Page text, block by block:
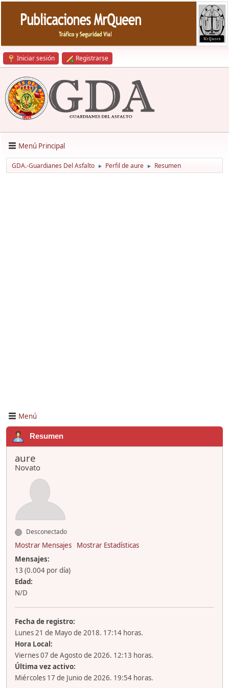
Iniciar sesión Registrarse
Menú Principal
GDA.-Guardianes Del Asfalto ► Perfil de aure ► Resumen
Menú
Resumen
aure
Novato
Desconectado
Mostrar Mensajes
Mostrar Estadísticas
Mensajes:
13 (0.004 por día)
Edad:
N/D
Fecha de registro:
Lunes 21 de Mayo de 2018. 17:14 horas.
Hora Local:
Viernes 07 de Agosto de 2026. 12:13 horas.
Última vez activo:
Miércoles 17 de Junio de 2026. 19:54 horas.